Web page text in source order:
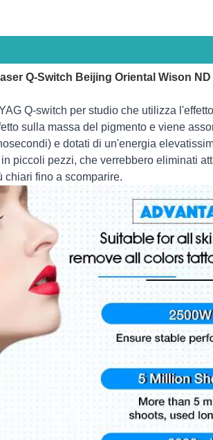
Q-Switch Beijing Oriental Wison
Q-switch per studio che utilizza
sulla massa del pigmento e viene
e dotati di un'energia
piccoli pezzi, che verrebbero eliminati
chiari fino a scomparire.